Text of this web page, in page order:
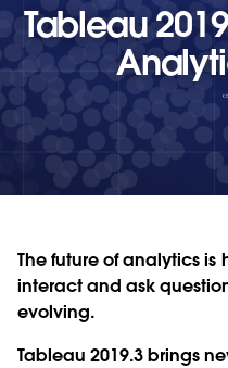
動
Tableau
The future of analytics is
interact and ask
evolving.
Tableau 2019.3 brings